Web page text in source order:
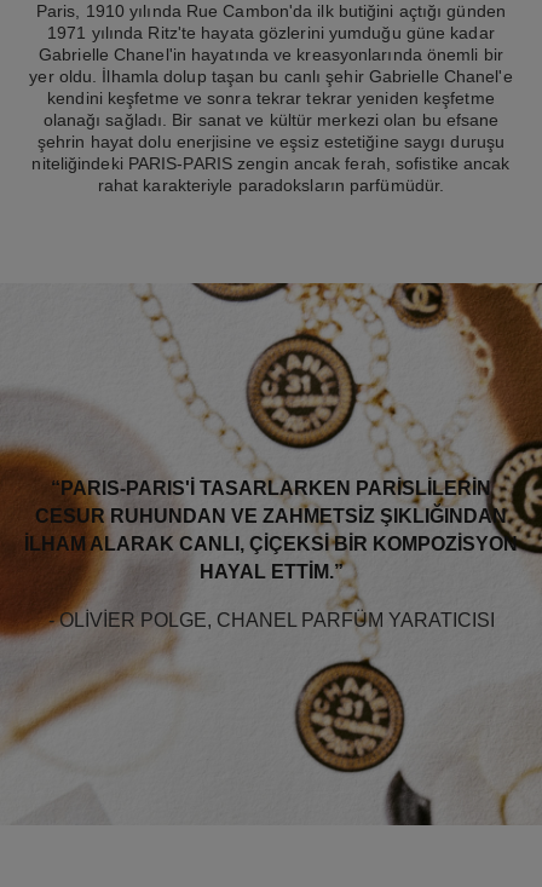
Paris, 1910 yılında Rue Cambon'da ilk butiğini açtığı günden
1971 yılında Ritz'te hayata gözlerini yumduğu güne kadar
Gabrielle Chanel'in hayatında ve kreasyonlarında önemli bir
yer oldu. İlhamla dolup taşan bu canlı şehir Gabrielle Chanel'e
kendini keşfetme ve sonra tekrar tekrar yeniden keşfetme
olanağı sağladı. Bir sanat ve kültür merkezi olan bu efsane
şehrin hayat dolu enerjisine ve eşsiz estetiğine saygı duruşu
niteliğindeki PARIS-PARIS zengin ancak ferah, sofistike ancak
rahat karakteriyle paradoksların parfümüdür.
“PARIS-PARIS'I TASARLARKEN PARISLILERIN
CESUR RUHUNDAN VE ZAHMETSIZ ŞIKLIĞINDAN
ILHAM ALARAK CANLI, ÇIÇEKSI BIR KOMPOZISYON
HAYAL ETTIM.”
- OLIVIER POLGE, CHANEL PARFÜM YARATICISI